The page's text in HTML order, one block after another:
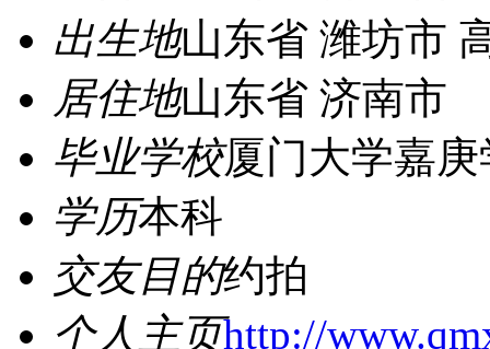
出生地山东省 潍坊市
居住地山东省 济南市
毕业学校厦门大学嘉庚
学历本科
交友目的约拍
个人主页http://